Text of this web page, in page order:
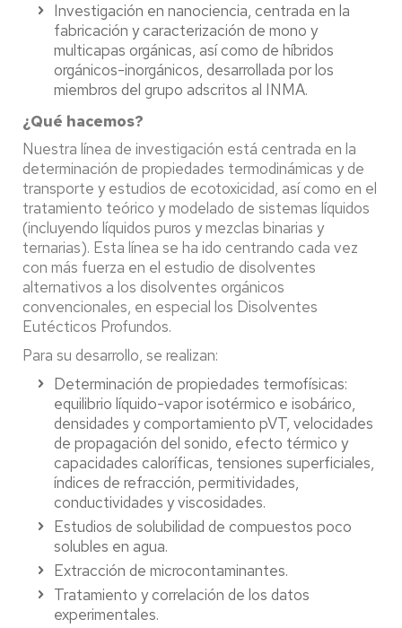
Investigación en nanociencia, centrada en la
fabricación y caracterización de mono y
multicapas orgánicas, así como de híbridos
orgánicos-inorgánicos, desarrollada por los
miembros del grupo adscritos al INMA.
¿Qué hacemos?
Nuestra línea de investigación está centrada en la
determinación de propiedades termodinámicas y de
transporte y estudios de ecotoxicidad, así como en el
tratamiento teórico y modelado de sistemas líquidos
(incluyendo líquidos puros y mezclas binarias y
ternarias). Esta línea se ha ido centrando cada vez
con más fuerza en el estudio de disolventes
alternativos a los disolventes orgánicos
convencionales, en especial los Disolventes
Eutécticos Profundos.
Para su desarrollo, se realizan:
Determinación de propiedades termofísicas:
equilibrio líquido-vapor isotérmico e isobárico,
densidades y comportamiento pVT, velocidades
de propagación del sonido, efecto térmico y
capacidades caloríficas, tensiones superficiales,
índices de refracción, permitividades,
conductividades y viscosidades.
Estudios de solubilidad de compuestos poco
solubles en agua.
Extracción de microcontaminantes.
Tratamiento y correlación de los datos
experimentales.